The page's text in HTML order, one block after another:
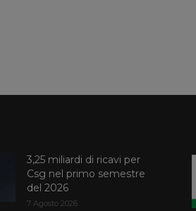
3,25 miliardi di ricavi per
Csg nel primo semestre
del 2026
7 Agosto 2026